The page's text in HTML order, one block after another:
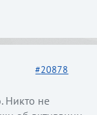
#20878
Никто не